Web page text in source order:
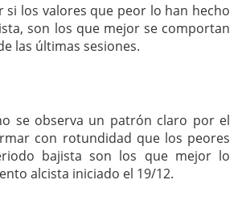
si los valores que peor lo han hecho
son los que mejor se comportan
las últimas sesiones.
se observa un patrón claro por el
con rotundidad que los peores
bajista son los que mejor lo
alcista iniciado el 19/12.